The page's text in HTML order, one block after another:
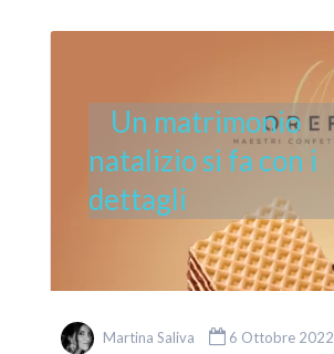
Un matrimonio
natalizio si fa con i
dettagli
Martina Saliva 6 Ottobre 2022